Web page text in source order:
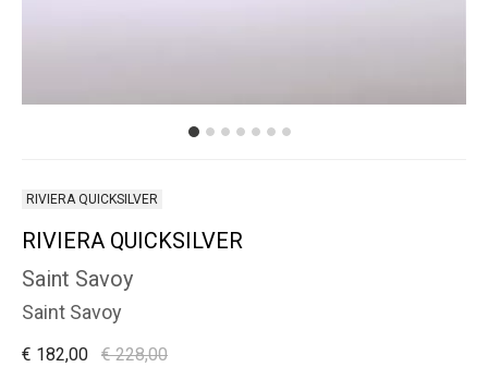
RIVIERA QUICKSILVER
RIVIERA QUICKSILVER
Saint Savoy
Saint Savoy
€ 228,00
€ 182,00